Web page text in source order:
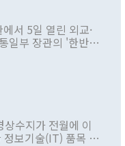
서 5일 열린 외교·
일부 장관의 '한반도
로 추진하겠다고 공
다. 그동안 정 장
지만 대통령과 유
이례적이다. 정 장
수지가 전월에 이
정보기술(IT) 품목 수